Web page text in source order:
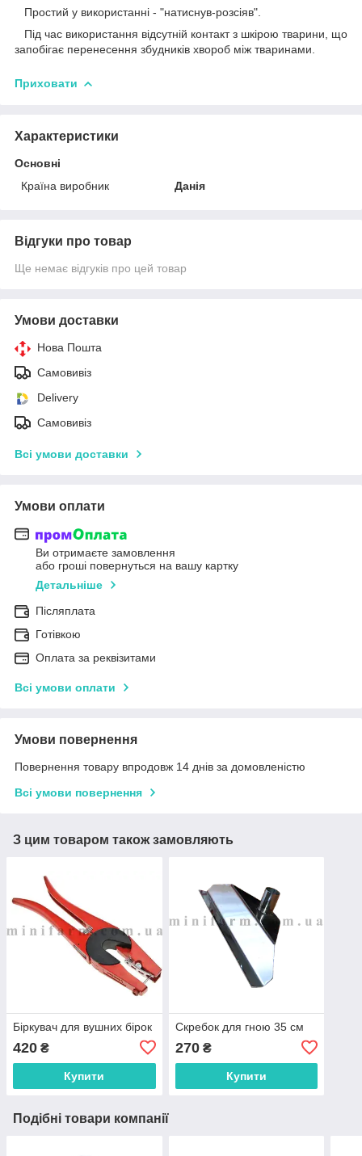
Простий у використанні - "натиснув-розсіяв".
Під час використання відсутній контакт з шкірою тварини, що
запобігає перенесення збудників хвороб між тваринами.
Приховати
Характеристики
Основні
Країна виробник
Данія
Відгуки про товар
Ще немає відгуків про цей товар
Умови доставки
Нова Пошта
Самовивіз
Delivery
Самовивіз
Всі умови доставки
Умови оплати
Ви отримаєте замовлення
або гроші повернуться на вашу картку
Детальніше
Післяплата
Готівкою
Оплата за реквізитами
Всі умови оплати
Умови повернення
Повернення товару впродовж 14 днів за домовленістю
Всі умови повернення
З цим товаром також замовляють
Біркувач для вушних бірок
420 ₴
Купити
Скребок для гною 35 см
270₴
Купити
Подібні товари компанії